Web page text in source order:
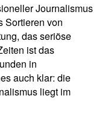
Journalismus
Sortieren von
das seriöse
ist das
in
auch klar: die
liegt im